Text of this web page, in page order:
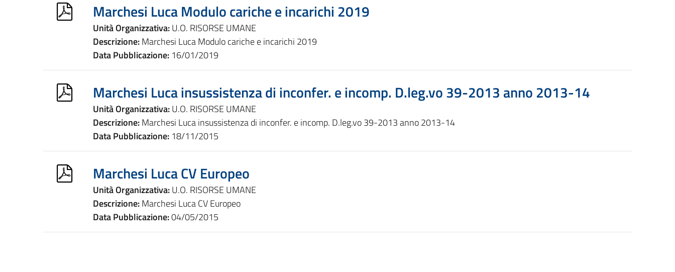
Marchesi Luca Modulo cariche e incarichi 2019
Unità Organizzativa:U.O. RISORSE UMANE
Descrizione:Marchesi Luca Modulo cariche e incarichi 2019
Data Pubblicazione: 16/01/2019
Marchesi Luca insussistenza di inconfer. e incomp. D.leg.vo 39-2013 anno 2013-14
Unità Organizzativa:U.O. RISORSE UMANE
Descrizione:Marchesi Luca insussistenza di inconfer. e incomp. D.leg.vo 39-2013 anno 2013-14
Data Pubblicazione: 18/11/2015
Marchesi Luca CV Europeo
Unità Organizzativa:U.O. RISORSE UMANE
Descrizione:Marchesi Luca CV Europeo
Data Pubblicazione:04/05/2015